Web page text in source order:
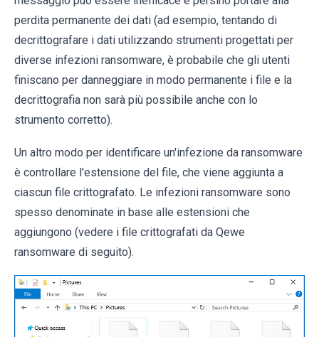
perdita permanente dei dati (ad esempio, tentando di
decrittografare i dati utilizzando strumenti progettati per
diverse infezioni ransomware, è probabile che gli utenti
finiscano per danneggiare in modo permanente i file e la
decrittografia non sarà più possibile anche con lo
strumento corretto).
Un altro modo per identificare un'infezione da ransomware
è controllare l'estensione del file, che viene aggiunta a
ciascun file crittografato. Le infezioni ransomware sono
spesso denominate in base alle estensioni che
aggiungono (vedere i file crittografati da Qewe
ransomware di seguito).